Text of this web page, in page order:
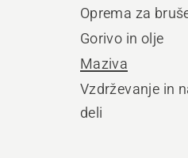
Oprema za
Gorivo in olje
Maziva
Vzdrževanje in
deli